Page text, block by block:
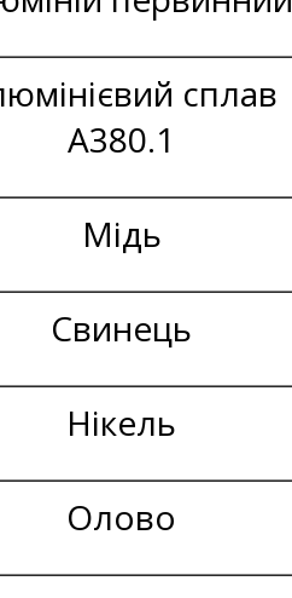
сплав
А380.1
Мідь
Свинець
Нікель
Олово